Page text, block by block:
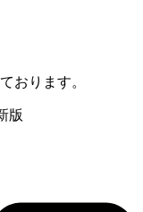
おります。
版